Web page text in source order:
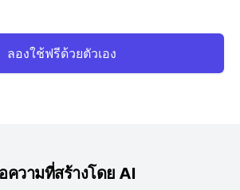
ลองใช้ฟรีด้วยตัวเอง
ความที่สร้างโดย AI